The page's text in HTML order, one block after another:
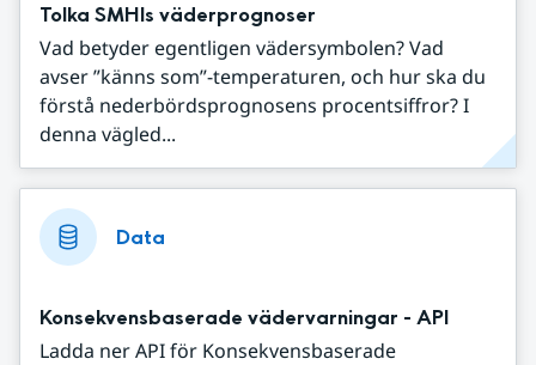
Tolka SMHIs väderprognoser
Vad betyder egentligen vädersymbolen? Vad
avser ”känns som”-temperaturen, och hur ska du
förstå nederbördsprognosens procentsiffror? I
denna vägled...
Data
Konsekvensbaserade vädervarningar - API
Ladda ner API för Konsekvensbaserade